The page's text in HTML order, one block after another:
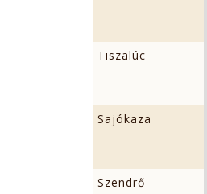
Tiszalúc
Sajókaza
Szendrő